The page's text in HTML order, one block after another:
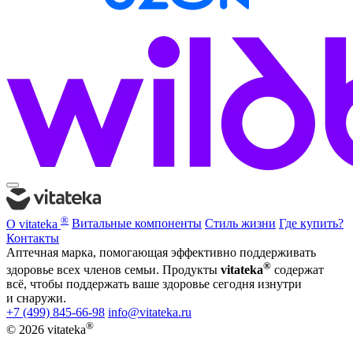
О vitateka ® Витальные компоненты Стиль жизни Где купить?
Контакты
Аптечная марка, помогающая эффективно поддерживать
здоровье всех членов семьи. Продукты vitateka® содержат
всё, чтобы поддержать ваше здоровье сегодня изнутри
и снаружи.
+7 (499) 845-66-98 info@vitateka.ru
© 2026 vitateka®